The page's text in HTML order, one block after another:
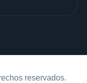
reservados.